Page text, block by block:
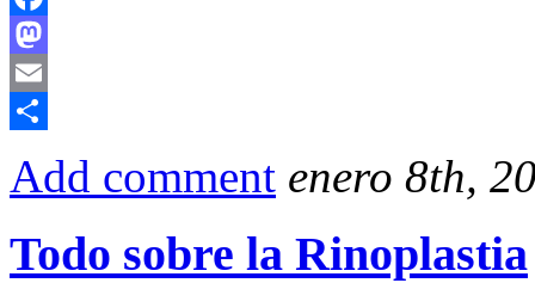
Facebook
Mastodon
Email
Add comment enero 8th,
Todo sobre la Rinoplastia